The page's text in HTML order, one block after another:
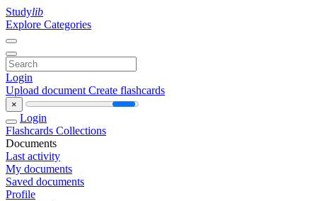
Studylib
Explore Categories
Login
Upload document Create flashcards
×
Login
Flashcards Collections
Documents
Last activity
My documents
Saved documents
Profile